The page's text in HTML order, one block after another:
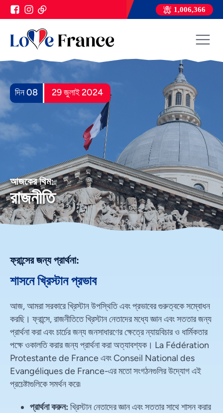
1,006,366
দিন 08 29 জুলাই 2024
আজকের থিম:
রাজনীতি
ফ্রান্সের জন্য প্রার্থনা:
শাসনে খ্রিস্টান প্রভাব
আজ, আমরা সরকারে খ্রিস্টান উপস্থিতি এবং প্রভাবের গুরুত্বকে সম্বোধন
করছি। ফ্রান্সে, রাজনীতিতে খ্রিস্টান নেতাদের মধ্যে জ্ঞান এবং সততার জন্য
প্রার্থনা করা এবং চার্চের জন্য জনসাধারণের ক্ষেত্রে ন্যায়বিচার ও ধার্মিকতার
পক্ষে ওকালতি করার জন্য প্রার্থনা করা অত্যাবশ্যক। La Fédération
Protestante de France এবং Conseil National des
Evangéliques de France-এর মতো সংগঠনগুলির উদ্যোগ এই
প্রচেষ্টাগুলিকে সমর্থন করে৷
প্রার্থনা করুন: খ্রিস্টান নেতাদের জ্ঞান এবং সততার সাথে শাসন করার